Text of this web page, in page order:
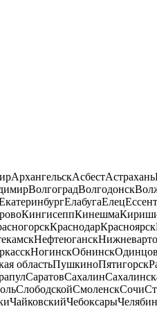
АрхангельскАсбестАстрахань
ВолгоградВолгодонск
ЕлабугаЕлец
КингисеппКинешма
КраснодарКрасноярск
Нефтеюганск
НогинскОбнинск
областьПушкиноПятигорск
СаратовСахалин
СлободскойСмоленскСочи
ЧайковскийЧебоксары